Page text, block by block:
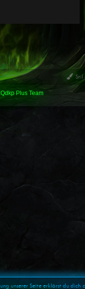
unserer Seite erklärst du dich
Stil
Plus Team